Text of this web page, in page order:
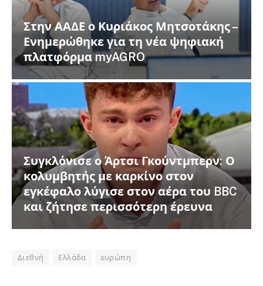
Στην ΑΑΔΕ ο Κυριάκος Μητσοτάκης –
Ενημερώθηκε για τη νέα ψηφιακή
πλατφόρμα myAGRO
Συγκλόνισε ο Άρτσι Γκούντμπερν: Ο
κολυμβητής με καρκίνο στον
εγκέφαλο λύγισε στον αέρα του BBC
και ζήτησε περισσότερη έρευνα
Διεθνή Ελλάδα ευρώπη